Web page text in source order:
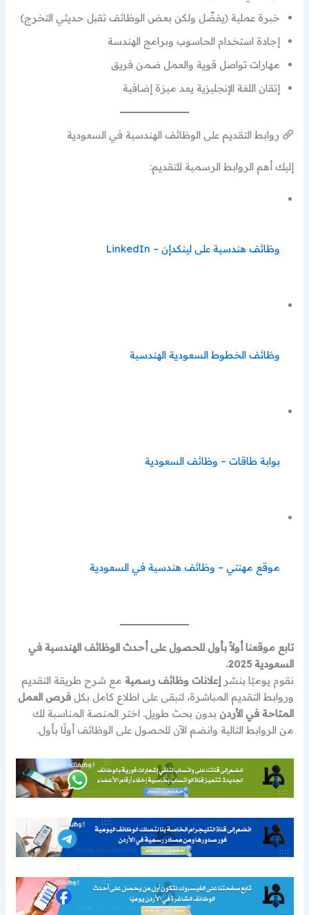
خبرة عملية (يفضّل ولكن بعض الوظائف تقبل حديثي التخرج)
إجادة استخدام الحاسوب وبرامج الهندسة
مهارات تواصل قوية والعمل ضمن فريق
إتقان اللغة الإنجليزية يعد ميزة إضافية
روابط التقديم على الوظائف الهندسية في السعودية
إليك أهم الروابط الرسمية للتقديم:
وظائف هندسية على لينكدإن – LinkedIn
وظائف الخطوط السعودية الهندسية
بوابة طاقات – وظائف السعودية
موقع مهنتي – وظائف هندسية في السعودية
تابع موقعنا أولاً بأول للحصول على أحدث الوظائف الهندسية في
السعودية 2025.
نقوم يوميًا بنشرإعلانات وظائف رسمية مع شرح طريقة التقديم
وروابط التقديم المباشرة، لتبقى على اطلاع كامل بكلفرص العمل
المتاحة في الأردن بدون بحث طويل. اختر المنصة المناسبة لك
من الروابط التالية وانضم الآن للحصول على الوظائف أولًا بأول.